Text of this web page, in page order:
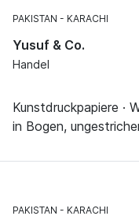
PAKISTAN KARACHI
Yusuf & Co.
Handel
Kunstdruckpapiere ·
in Bogen,
PAKISTAN KARACHI